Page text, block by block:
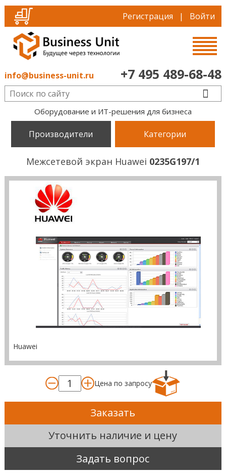
Регистрация | Войти
info@business-unit.ru +7 495 489-68-48
Оборудование и ИТ-решения для бизнеса
Производители Категории
Межсетевой экран Huawei 0235G197/1
Huawei
Цена по запросу
Заказать
Уточнить наличие и цену
Задать вопрос